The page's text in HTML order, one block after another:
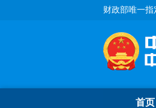
财政部唯一
首页